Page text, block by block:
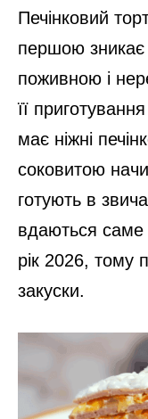
Печінковий
першою зникає
поживною і
її
має ніжні
соковитою
готують в
вдаються
рік 2026, тому
закуски.